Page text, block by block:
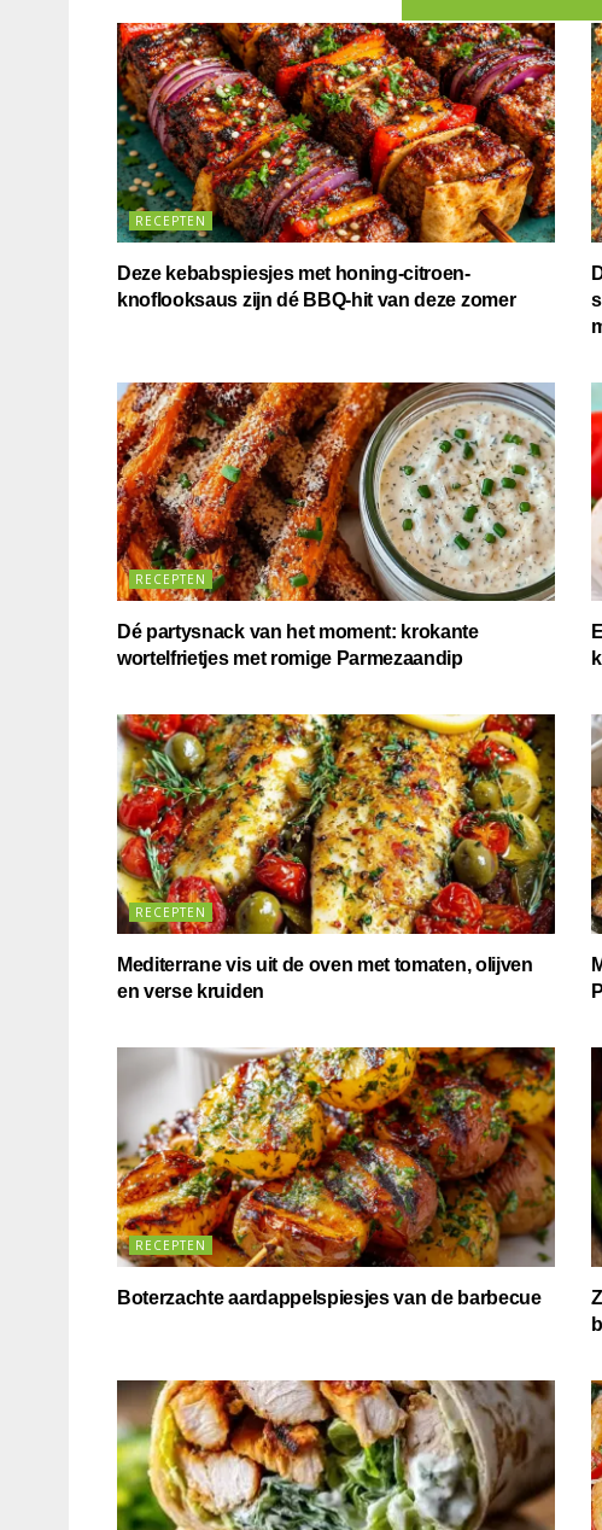
RECEPTEN
Deze kebabspiesjes met honing-citroen-
knoflooksaus zijn dé BBQ-hit van deze zomer
RECEPTEN
Dé partysnack van het moment: krokante
wortelfrietjes met romige Parmezaandip
RECEPTEN
Mediterrane vis uit de oven met tomaten, olijven
en verse kruiden
RECEPTEN
Boterzachte aardappelspiesjes van de barbecue